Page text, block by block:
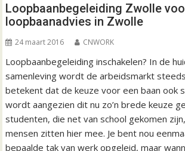
Loopbaanbegeleiding Zwolle
loopbaanadvies in Zwolle
24 maart 2016 CNWORK
Loopbaanbegeleiding inschakelen? In de
samenleving wordt de arbeidsmarkt
betekent dat de keuze voor een baan ook
wordt aangezien dit nu zo’n brede keuze
studenten, die net van school gekomen
mensen zitten hier mee. Je bent nou
bepaalde tak van werk opgeleid, maar